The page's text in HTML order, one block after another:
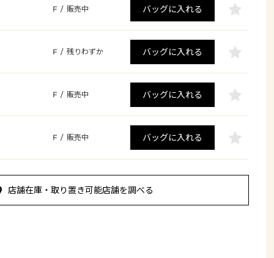
F / 販売中 バッグに入れる
F / 残りわずか バッグに入れる
F / 販売中 バッグに入れる
F / 販売中 バッグに入れる
店舗在庫・取り置き可能店舗を調べる